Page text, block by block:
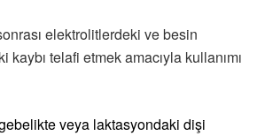
elektrolitlerdeki ve besin
kaybı telafi etmek amacıyla kullanımı
veya laktasyondaki dişi